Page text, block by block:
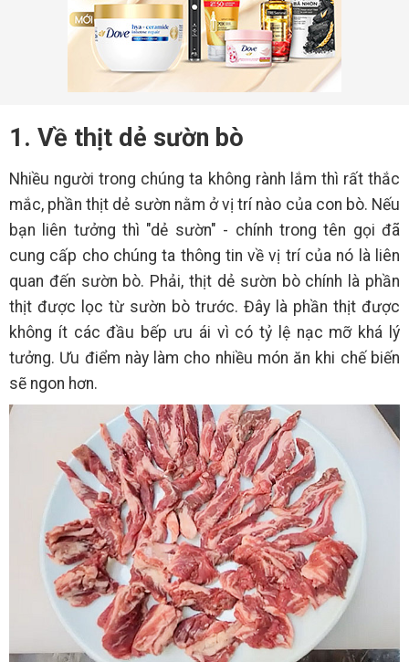
1. Về thịt dẻ sườn bò
Nhiều người trong chúng ta không rành lắm thì rất thắc
mắc, phần thịt dẻ sườn nằm ở vị trí nào của con bò. Nếu
bạn liên tưởng thì "dẻ sườn" - chính trong tên gọi đã
cung cấp cho chúng ta thông tin về vị trí của nó là liên
quan đến sườn bò. Phải, thịt dẻ sườn bò chính là phần
thịt được lọc từ sườn bò trước. Đây là phần thịt được
không ít các đầu bếp ưu ái vì có tỷ lệ nạc mỡ khá lý
tưởng. Ưu điểm này làm cho nhiều món ăn khi chế biến
sẽ ngon hơn.